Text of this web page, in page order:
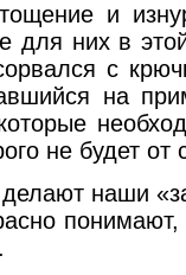
и
для них в
с
на
не будет от
наши
понимают,